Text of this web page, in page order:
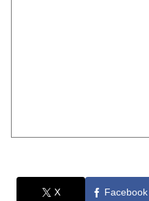
X Facebook